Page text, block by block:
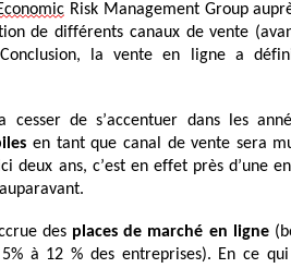
Risk Management Group
de différents canaux de vente
Conclusion, la vente en ligne a
cesser de s’accentuer dans les
en tant que canal de vente sera
deux ans, c’est en effet près d’une
des places de marché en ligne
à 12 % des entreprises). En ce